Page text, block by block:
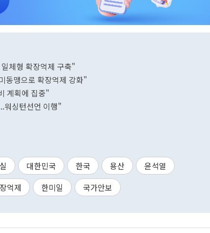
체형 확장억제 구축"
동맹으로 확장억제 강화"
계획에 집중"
워싱턴선언 이행"
대한민국 한국 용산
윤석열
억제 한미일 국가안보